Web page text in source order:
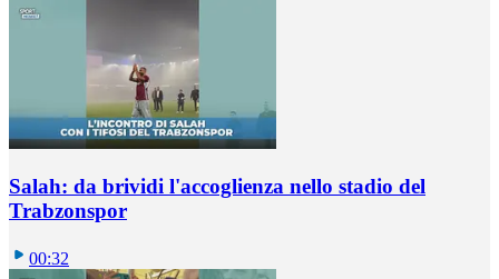
Salah: da brividi l'accoglienza nello stadio del
Trabzonspor
00:32